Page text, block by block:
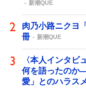
新潮QUE
肉乃小路ニクヨ
冊
新潮QUE
〈本人インタビ
何を語ったのか
愛」とのハラス